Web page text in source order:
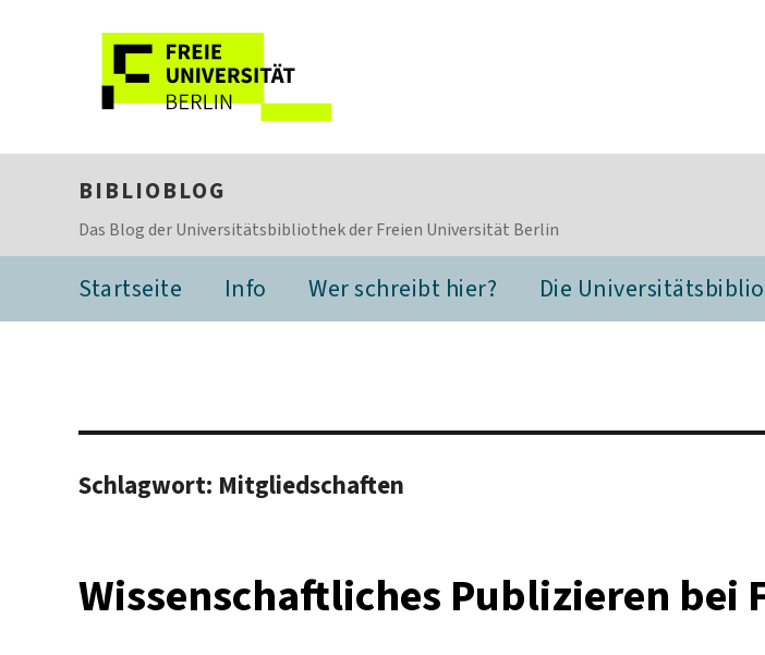
BIBLIOBLOG
Das Blog der Universitätsbibliothek der Freien Universität Berlin
Startseite Info Wer schreibt hier? Die
Schlagwort: Mitgliedschaften
Wissenschaftliches Publizieren bei